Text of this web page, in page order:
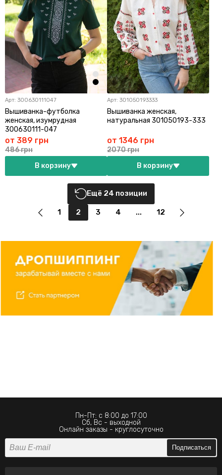
Арт: 300630111047
Вышиванка-футболка
женская, изумрудная
300630111-047
от 389 грн
486 грн
В корзину
Арт: 301050193333
Вышиванка женская,
натуральная 301050193-333
от 1346 грн
2070 грн
В корзину
Ещё 24 позиции
1 2 3 4 ... 12
Пн-Пт: с 8:00 до 17:00
Сб, Вс - выходной
Онлайн заказы - круглосуточно
Подписаться